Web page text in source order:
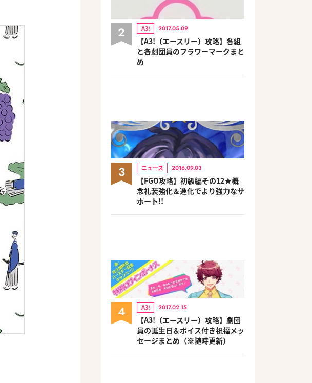
2 A3! 2017.05.09
【A3!（エースリー）攻略】各組
と各劇団員のフラワーマークまと
め
3 ニュース 2016.09.03
【FGO攻略】初級編その12★概
念礼装強化＆進化でより強力なサ
ポート!!
4 A3! 2017.02.15
【A3!（エースリー）攻略】劇団
員の誕生日＆ボイス付き祝福メッ
セージまとめ（※随時更新）